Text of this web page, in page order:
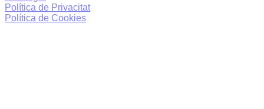
Política de Privacitat
Política de Cookies